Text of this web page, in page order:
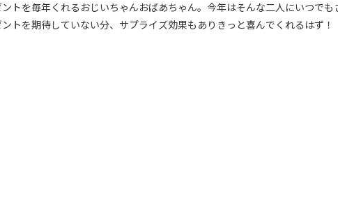
トを毎年くれるおじいちゃんおばあちゃん。今年はそんな二人にいつで
トを期待していない分、サプライズ効果もありきっと喜んでくれるはず！